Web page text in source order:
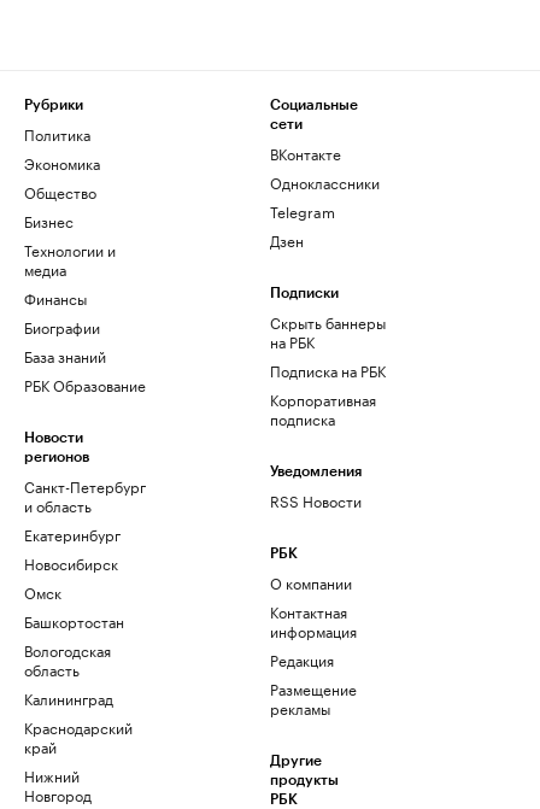
Рубрики
Политика
Экономика
Общество
Бизнес
Технологии и
медиа
Финансы
Биографии
База знаний
РБК Образование
Новости
регионов
Санкт-Петербург
и область
Екатеринбург
Новосибирск
Омск
Башкортостан
Вологодская
область
Калининград
Краснодарский
край
Нижний
Новгород
Социальные
сети
ВКонтакте
Одноклассники
Telegram
Дзен
Подписки
Скрыть баннеры
на РБК
Подписка на РБК
Корпоративная
подписка
Уведомления
RSS Новости
РБК
О компании
Контактная
информация
Редакция
Размещение
рекламы
Другие
продукты
РБК